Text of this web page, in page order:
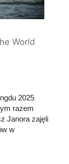
World
2025
razem
Janora zajęli
w